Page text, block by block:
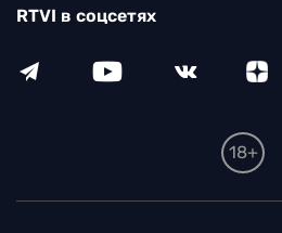
RTVI в соцсетях
18+